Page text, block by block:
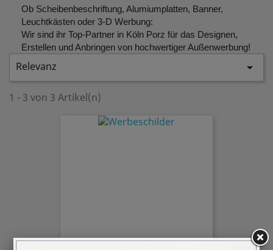
Ob Scheibenbeschriftung, Alumiumplatten, Banner,
Leuchtkästen oder 3-D Werbung:
Wir sind ihr Top-Partner in Köln Porz für das Designen,
Erstellen und Anbringen von hochwertiger Außenwerbung!
Relevanz 
1 - 3 von 3 Artikel(n)